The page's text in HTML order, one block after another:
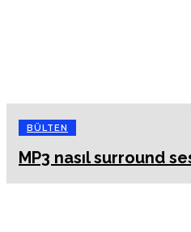
BÜLTEN
MP3 nasıl surround